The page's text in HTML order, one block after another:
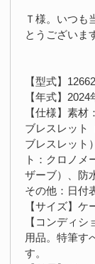
Ｔ様。いつも
とうございま
【型式】
【年式】
【仕様】素
ブレスレット
ブレスレット
ト：クロノメ
ザーブ）、防
その他：日付
【サイズ】
【コンディ
用品。特筆す
す。